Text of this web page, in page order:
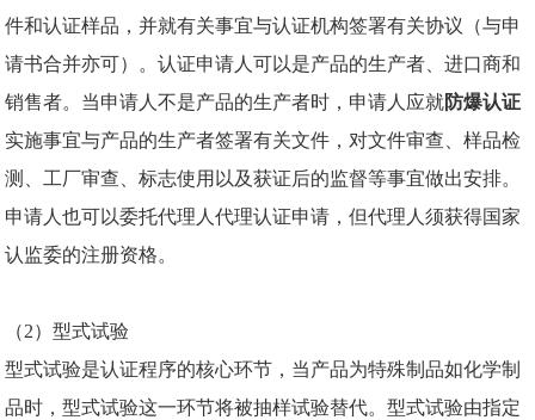
件和认证样品，并就有关事宜与认证机构签署有关协议（与申
请书合并亦可）。认证申请人可以是产品的生产者、进口商和
销售者。当申请人不是产品的生产者时，申请人应就防爆认证
实施事宜与产品的生产者签署有关文件，对文件审查、样品检
测、工厂审查、标志使用以及获证后的监督等事宜做出安排。
申请人也可以委托代理人代理认证申请，但代理人须获得国家
认监委的注册资格。
（2）型式试验
型式试验是认证程序的核心环节，当产品为特殊制品如化学制
品时，型式试验这一环节将被抽样试验替代。型式试验由指定